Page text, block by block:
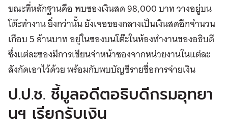
ขณะที่หลักฐานคือ พบซองเงินสด 98,000 บาท วางอยู่บน
โต๊ะทำงาน ยิ่งกว่านั้น ยังเจอของกลางเป็นเงินสดอีกจำนวน
เกือบ 5 ล้านบาท อยู่ในซองบนโต๊ะในห้องทำงานของอธิบดี
ซึ่งแต่ละซองมีการเขียนจ่าหน้าซองจากหน่วยงานในแต่ละ
สังกัดเอาไว้ด้วย พร้อมกับพบบัญชีรายชื่อการจ่ายเงิน
ป.ป.ช. ชี้มูลอดีตอธิบดีกรมอุทยา
นฯ เรียกรับเงิน